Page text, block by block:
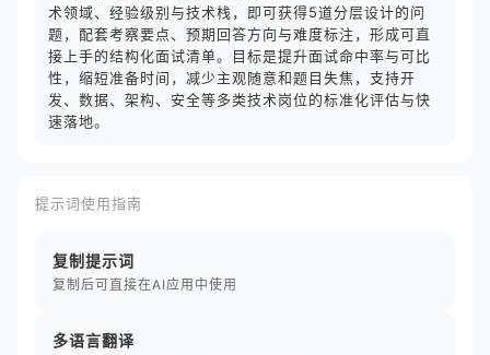
术领域、经验级别与技术栈，即可获得5道分层设计的问
题，配套考察要点、预期回答方向与难度标注，形成可直
接上手的结构化面试清单。目标是提升面试命中率与可比
性，缩短准备时间，减少主观随意和题目失焦，支持开
发、数据、架构、安全等多类技术岗位的标准化评估与快
速落地。
提示词使用指南
复制提示词
复制后可直接在AI应用中使用
多语言翻译